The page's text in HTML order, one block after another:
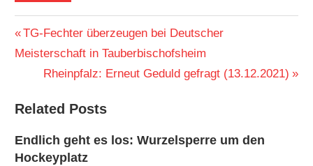
Beitragsnavigation
Vorheriger
Beitrag:
TG-Fechter überzeugen bei Deutscher
Meisterschaft in Tauberbischofsheim
Nächster
Rheinpfalz: Erneut Geduld gefragt (13.12.2021)
Related Posts
Endlich geht es los: Wurzelsperre um den
Hockeyplatz